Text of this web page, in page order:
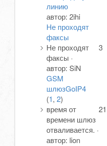
линию
автор: 2ihi
Не проходят
факсы
Не проходят
факсы ·
автор: SiN
3
GSM
шлюзGoIP4
(1, 2)
время от
времени шлюз
отваливается. ·
автор: lion
21